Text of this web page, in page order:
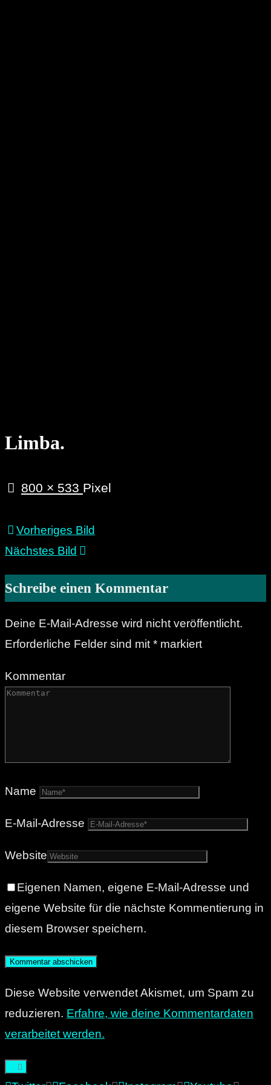
Limba.
Originalgröße
800 × 533 Pixel
Vorheriges Bild
Nächstes Bild
Schreibe einen Kommentar
Deine E-Mail-Adresse wird nicht veröffentlicht.
Erforderliche Felder sind mit* markiert
Kommentar
Name
E-Mail-Adresse
Website
Eigenen Namen, eigene E-Mail-Adresse und
eigene Website für die nächste Kommentierung in
diesem Browser speichern.
Diese Website verwendet Akismet, um Spam zu
reduzieren. Erfahre, wie deine Kommentardaten
verarbeitet werden.